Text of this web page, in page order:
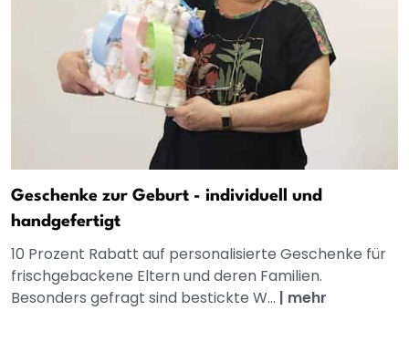
Geschenke zur Geburt - individuell und
handgefertigt
10 Prozent Rabatt auf personalisierte Geschenke für
frischgebackene Eltern und deren Familien.
Besonders gefragt sind bestickte W... | mehr